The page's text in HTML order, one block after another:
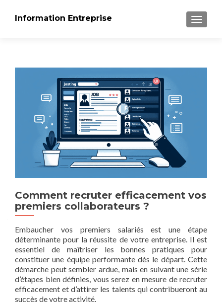
Information Entreprise
Comment recruter efficacement vos
premiers collaborateurs ?
Embaucher vos premiers salariés est une étape
déterminante pour la réussite de votre entreprise. Il est
essentiel de maîtriser les bonnes pratiques pour
constituer une équipe performante dès le départ. Cette
démarche peut sembler ardue, mais en suivant une série
d’étapes bien définies, vous serez en mesure de recruter
efficacement et d’attirer les talents qui contribueront au
succès de votre activité.